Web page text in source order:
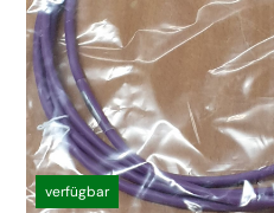
verfügbar